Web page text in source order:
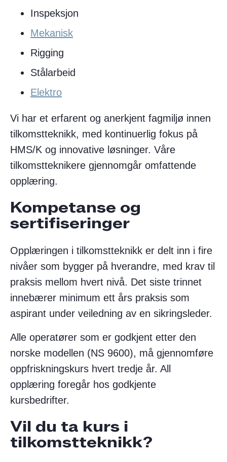
Inspeksjon
Mekanisk
Rigging
Stålarbeid
Elektro
Vi har et erfarent og anerkjent fagmiljø innen
tilkomstteknikk, med kontinuerlig fokus på
HMS/K og innovative løsninger. Våre
tilkomstteknikere gjennomgår omfattende
opplæring.
Kompetanse og
sertifiseringer
Opplæringen i tilkomstteknikk er delt inn i fire
nivåer som bygger på hverandre, med krav til
praksis mellom hvert nivå. Det siste trinnet
innebærer minimum ett års praksis som
aspirant under veiledning av en sikringsleder.
Alle operatører som er godkjent etter den
norske modellen (NS 9600), må gjennomføre
oppfriskningskurs hvert tredje år. All
opplæring foregår hos godkjente
kursbedrifter.
Vil du ta kurs i
tilkomstteknikk?